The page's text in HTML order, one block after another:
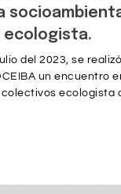
ecologista.
del 2023, se
un encuentro
ecologista